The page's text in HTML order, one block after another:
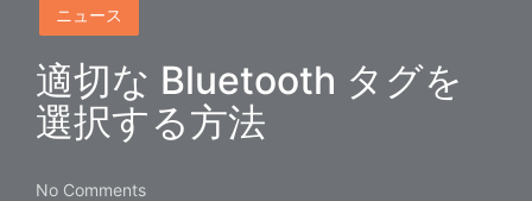
ニュース
適切な Bluetooth タグを
選択する方法
No Comments